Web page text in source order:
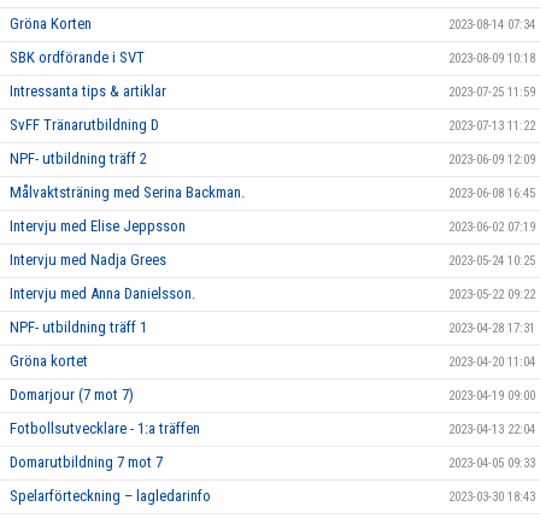
Gröna Korten 2023-08-14 07:34
SBK ordförande i SVT 2023-08-09 10:18
Intressanta tips & artiklar 2023-07-25 11:59
SvFF Tränarutbildning D 2023-07-13 11:22
NPF- utbildning träff 2 2023-06-09 12:09
Målvaktsträning med Serina Backman. 2023-06-08 16:45
Intervju med Elise Jeppsson 2023-06-02 07:19
Intervju med Nadja Grees 2023-05-24 10:25
Intervju med Anna Danielsson. 2023-05-22 09:22
NPF- utbildning träff 1 2023-04-28 17:31
Gröna kortet 2023-04-20 11:04
Domarjour (7 mot 7) 2023-04-19 09:00
Fotbollsutvecklare - 1:a träffen 2023-04-13 22:04
Domarutbildning 7 mot 7 2023-04-05 09:33
Spelarförteckning – lagledarinfo 2023-03-30 18:43